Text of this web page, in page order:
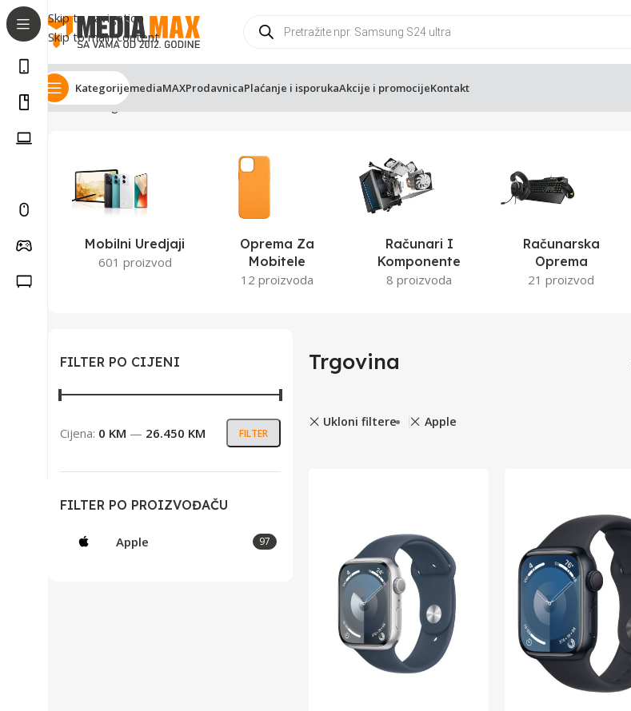
Skip to navigation
Skip to main content
KategorijemediaMAXProdavnicaPlaćanje i isporukaAkcije i promocijeKontakt
Početna Trgovina
Mobilni Uredjaji
601 proizvod
Oprema Za
Mobitele
12 proizvoda
Računari I
Komponente
8 proizvoda
Računarska
Oprema
21 proizvod
FILTER PO CIJENI
FILTER
Cijena: 0 KM — 26.450 KM
FILTER PO PROIZVOĐAČU
Apple 97
Trgovina
Ukloni filtere Apple